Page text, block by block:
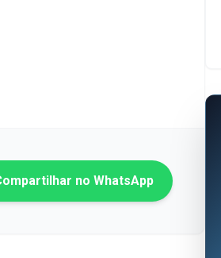
no WhatsApp